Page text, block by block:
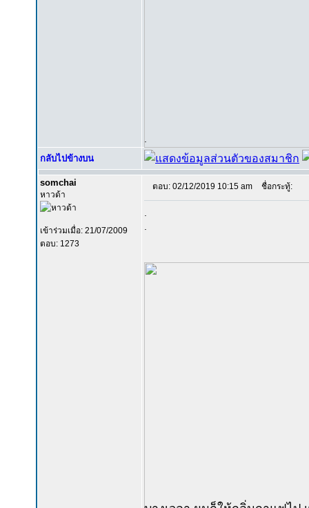
กลับไปข้างบน
somchai
หาวด้า
เข้าร่วมเมื่อ: 21/07/2009
ตอบ: 1273
ตอบ: 02/12/2019 10:15 am ชื่อกระทู้: